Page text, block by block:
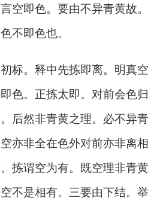
空即色。要由不异青黄故。
不即色也。
标。释中先拣即离。明真空
色。正拣太即。对前会色归
后然非青黄之理。必不异青
亦非全在色外对前亦非离相
拣谓空为有。既空理非青黄
不是相有。三要由下结。举